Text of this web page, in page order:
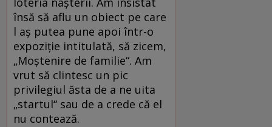
însă să aflu un obiect pe care
l aș putea pune apoi într-o
expoziție intitulată, să zicem,
„Moștenire de familie“. Am
vrut să clintesc un pic
privilegiul ăsta de a ne uita
„startul“ sau de a crede că el
nu contează.